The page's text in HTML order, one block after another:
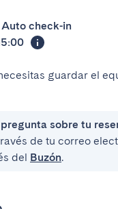
Auto check-in
guardar el
sobre tu
de tu correo
del Buzón.